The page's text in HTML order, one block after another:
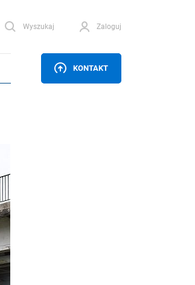
Wyszukaj Zaloguj
KONTAKT